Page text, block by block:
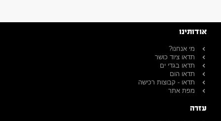
אודותינו
מי אנחנו?
תדאו ציוד כושר
תדאו בגדי ים
תדאו הום
תדאו - קבוצות רכישה
מפת אתר
עזרה